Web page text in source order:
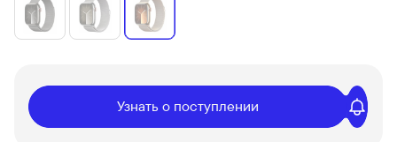
Узнать о поступлении